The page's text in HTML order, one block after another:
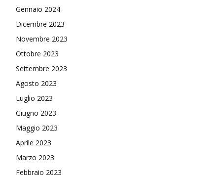
Gennaio 2024
Dicembre 2023
Novembre 2023
Ottobre 2023
Settembre 2023
Agosto 2023
Luglio 2023
Giugno 2023
Maggio 2023
Aprile 2023
Marzo 2023
Febbraio 2023